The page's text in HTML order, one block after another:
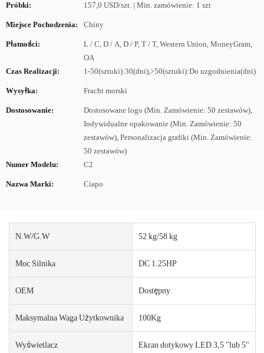
Próbki: 157,0 USD/szt. | Min. zamówienie: 1 szt
Miejsce Pochodzenia: Chiny
Płatności:
L / C, D / A, D / P, T / T, Western Union, MoneyGram,
OA
Czas Realizacji:
1-50(sztuki):30(dni),>50(sztuki):Do uzgodnienia(dni)
Wysyłka: Fracht morski
Dostosowanie:
Dostosowane logo (Min. Zamówienie: 50 zestawów),
Indywidualne opakowanie (Min. Zamówienie: 50
zestawów), Personalizacja grafiki (Min. Zamówienie:
50 zestawów)
Numer Modelu:
C2
Nazwa Marki: Ciapo
N.W/G.W 52 kg/58 kg
Moc Silnika DC 1.25HP
OEM Dostępny
Maksymalna Waga Użytkownika 100Kg
Wyświetlacz Ekran dotykowy LED 3,5 "lub 5"